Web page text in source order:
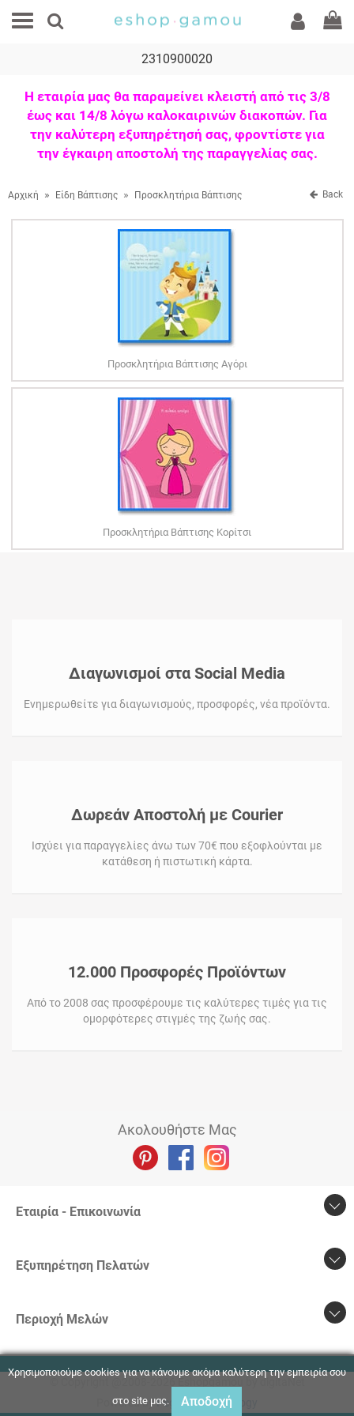
Χρησιμοποιούμε cookies για να κάνουμε ακόμα καλύτερη την εμπειρία σου
στο site μας. Αποδοχή
2310900020
Η εταιρία μας θα παραμείνει κλειστή από τις 3/8
έως και 14/8 λόγω καλοκαιρινών διακοπών. Για
την καλύτερη εξυπηρέτησή σας, φροντίστε για
την έγκαιρη αποστολή της παραγγελίας σας.
Αρχική » Back
Είδη Βάπτισης » Προσκλητήρια Βάπτισης
Προσκλητήρια Βάπτισης Αγόρι
Προσκλητήρια Βάπτισης Κορίτσι
Διαγωνισμοί στα Social Media
Ενημερωθείτε για διαγωνισμούς, προσφορές, νέα προϊόντα.
Δωρεάν Αποστολή με Courier
Ισχύει για παραγγελίες άνω των 70€ που εξοφλούνται με
κατάθεση ή πιστωτική κάρτα.
12.000 Προσφορές Προϊόντων
Από το 2008 σας προσφέρουμε τις καλύτερες τιμές για τις
ομορφότερες στιγμές της ζωής σας.
Ακολουθήστε Μας
Εταιρία - Επικοινωνία
Εξυπηρέτηση Πελατών
Περιοχή Mελών
© Copyright @2008-2026 Eshopgamou by digitaNet
Powered byPegasus Technology